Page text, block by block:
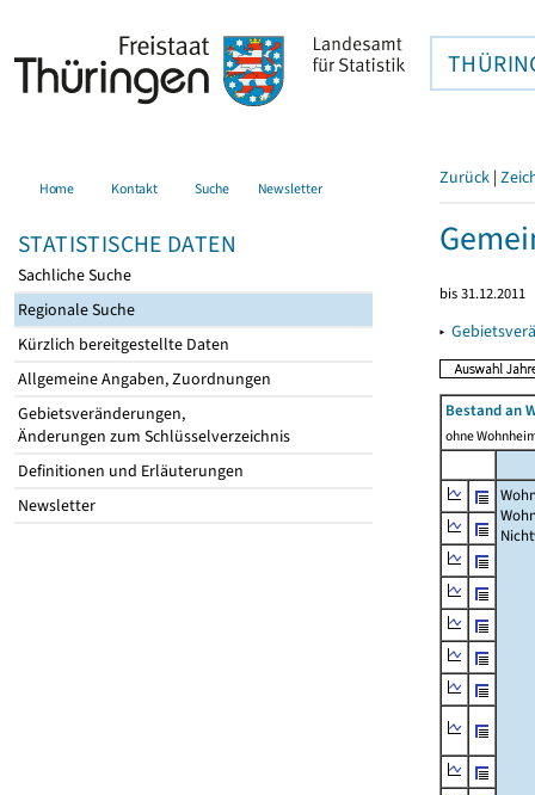
Home Kontakt Suche Newsletter
STATISTISCHE DATEN
Sachliche Suche
Regionale Suche
Kürzlich bereitgestellte Daten
Allgemeine Angaben, Zuordnungen
Gebietsveränderungen,
Änderungen zum Schlüsselverzeichnis
Definitionen und Erläuterungen
Newsletter
Zurück |
bis 31.12.2011
▸
Bestand an
ohne